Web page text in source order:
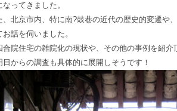
ってきました。
北京市内、特に南?鼓巷の近代の歴史的変遷や、
話を伺いました。
院住宅の雑院化の現状や、その他の事例を紹介
からの調査も具体的に展開しそうです！